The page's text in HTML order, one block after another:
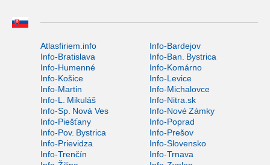
Atlasfiriem.info
Info-Bardejov
Info-Bratislava
Info-Ban. Bystrica
Info-Humenné
Info-Komárno
Info-Košice
Info-Levice
Info-Martin
Info-Michalovce
Info-L. Mikuláš
Info-Nitra.sk
Info-Sp. Nová Ves
Info-Nové Zámky
Info-Piešťany
Info-Poprad
Info-Pov. Bystrica
Info-Prešov
Info-Prievidza
Info-Slovensko
Info-Trenčín
Info-Trnava